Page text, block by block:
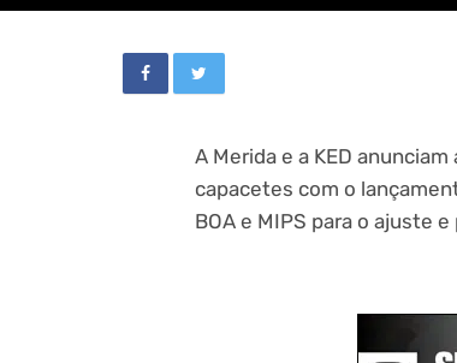
A Merida e a KED
capacetes com o
BOA e MIPS para o ajuste